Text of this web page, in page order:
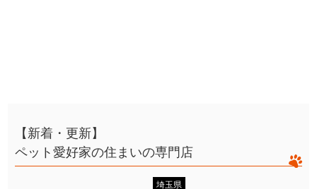
【新着・更新】
ペット愛好家の住まいの専門店
埼玉県